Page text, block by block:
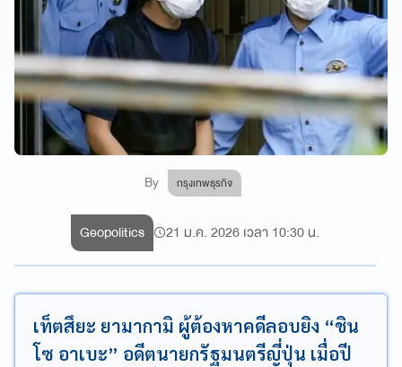
By กรุงเทพธุรกิจ
Geopolitics 21 ม.ค. 2026 เวลา 10:30 น.
เท็ตสึยะ ยามากามิ ผู้ต้องหาคดีลอบยิง “ชิน
โซ อาเบะ” อดีตนายกรัฐมนตรีญี่ปุ่น เมื่อปี